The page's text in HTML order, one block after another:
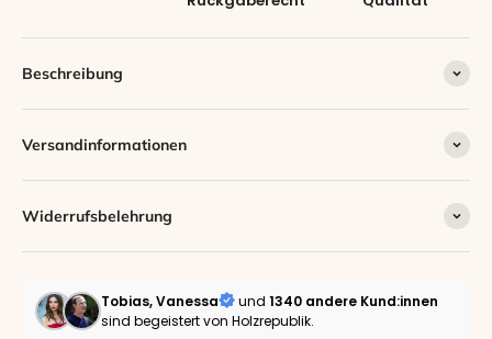
Beschreibung
Versandinformationen
Widerrufsbelehrung
Tobias, Vanessa und 1340 andere Kund:innen
sind begeistert von Holzrepublik.